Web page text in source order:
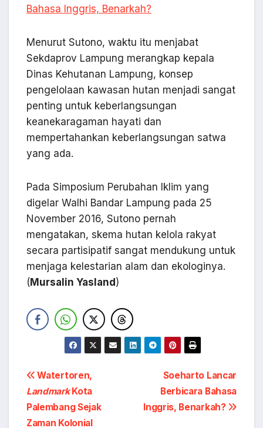
Bahasa Inggris, Benarkah?
Menurut Sutono, waktu itu menjabat
Sekdaprov Lampung merangkap kepala
Dinas Kehutanan Lampung, konsep
pengelolaan kawasan hutan menjadi sangat
penting untuk keberlangsungan
keanekaragaman hayati dan
mempertahankan keberlangsungan satwa
yang ada.
Pada Simposium Perubahan Iklim yang
digelar Walhi Bandar Lampung pada 25
November 2016, Sutono pernah
mengatakan, skema hutan kelola rakyat
secara partisipatif sangat mendukung untuk
menjaga kelestarian alam dan ekologinya.
( Mursalin Yasland )
Navigasi
pos
Soeharto Lancar
Berbicara Bahasa
Inggris, Benarkah?
Watertoren,
LandmarkKota
Palembang Sejak
Zaman Kolonial